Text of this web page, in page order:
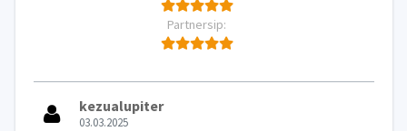
Partnersip:
kezualupiter
03.03.2025